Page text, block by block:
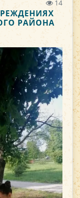
14
РАЙОНА